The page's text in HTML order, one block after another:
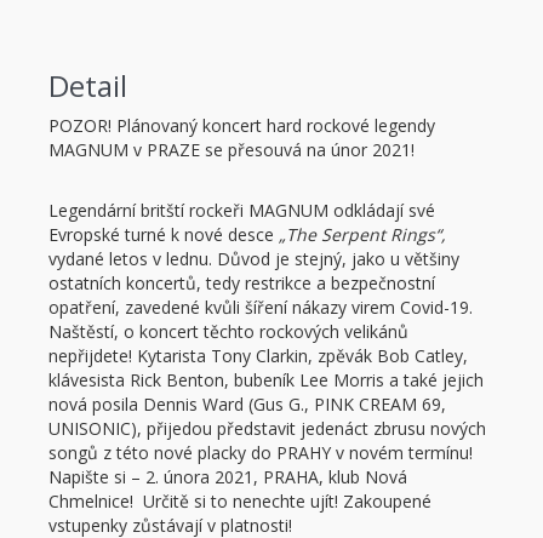
Detail
POZOR! Plánovaný koncert hard rockové legendy
MAGNUM v PRAZE se přesouvá na únor 2021!
Legendární britští rockeři MAGNUM odkládají své
Evropské turné k nové desce „The Serpent Rings“,
vydané letos v lednu. Důvod je stejný, jako u většiny
ostatních koncertů, tedy restrikce a bezpečnostní
opatření, zavedené kvůli šíření nákazy virem Covid-19.
Naštěstí, o koncert těchto rockových velikánů
nepřijdete! Kytarista Tony Clarkin, zpěvák Bob Catley,
klávesista Rick Benton, bubeník Lee Morris a také jejich
nová posila Dennis Ward (Gus G., PINK CREAM 69,
UNISONIC), přijedou představit jedenáct zbrusu nových
songů z této nové placky do PRAHY v novém termínu!
Napište si – 2. února 2021, PRAHA, klub Nová
Chmelnice! Určitě si to nenechte ujít! Zakoupené
vstupenky zůstávají v platnosti!